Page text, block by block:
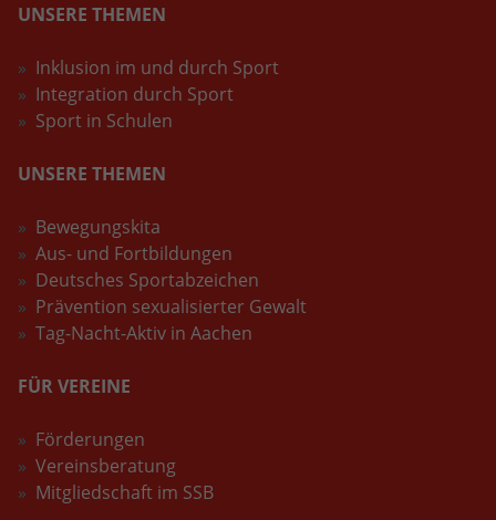
UNSERE THEMEN
Inklusion im und durch Sport
Integration durch Sport
Sport in Schulen
UNSERE THEMEN
Bewegungskita
Aus- und Fortbildungen
Deutsches Sportabzeichen
Prävention sexualisierter Gewalt
Tag-Nacht-Aktiv in Aachen
FÜR VEREINE
Förderungen
Vereinsberatung
Mitgliedschaft im SSB